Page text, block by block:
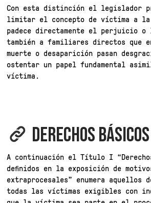
Con esta distinción el legislador
limitar el concepto de víctima a la
padece directamente el perjuicio
también a familiares directos que
muerte o desaparición pasan
ostentar un papel fundamental
víctima.
DERECHOS
A continuación el Título I
definidos en la exposición de
extraprocesales” enumera aquellos
todas las víctimas exigibles con